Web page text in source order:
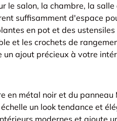
le salon, la chambre, la salle
suffisamment d'espace
en pot et des
et les crochets de
un ajout précieux à votre
en métal noir et du panneau
un look tendance et